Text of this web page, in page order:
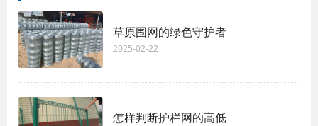
草原围网的绿色守护者
2025-02-22
怎样判断护栏网的高低